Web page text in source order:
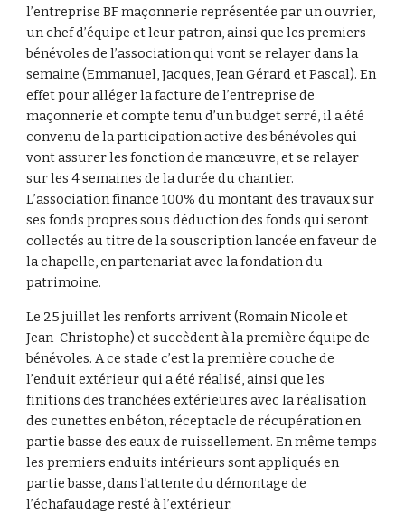
l’entreprise BF maçonnerie représentée par un ouvrier,
un chef d’équipe et leur patron, ainsi que les premiers
bénévoles de l’association qui vont se relayer dans la
semaine (Emmanuel, Jacques, Jean Gérard et Pascal). En
effet pour alléger la facture de l’entreprise de
maçonnerie et compte tenu d’un budget serré, il a été
convenu de la participation active des bénévoles qui
vont assurer les fonction de manœuvre, et se relayer
sur les 4 semaines de la durée du chantier.
L’association finance 100% du montant des travaux sur
ses fonds propres sous déduction des fonds qui seront
collectés au titre de la souscription lancée en faveur de
la chapelle, en partenariat avec la fondation du
patrimoine.
Le 25 juillet les renforts arrivent (Romain Nicole et
Jean-Christophe) et succèdent à la première équipe de
bénévoles. A ce stade c’est la première couche de
l’enduit extérieur qui a été réalisé, ainsi que les
finitions des tranchées extérieures avec la réalisation
des cunettes en béton, réceptacle de récupération en
partie basse des eaux de ruissellement. En même temps
les premiers enduits intérieurs sont appliqués en
partie basse, dans l’attente du démontage de
l’échafaudage resté à l’extérieur.